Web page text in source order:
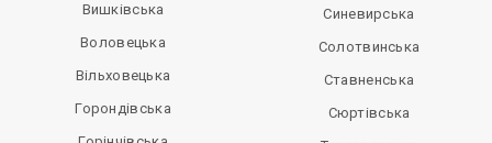
Вишківська
Воловецька
Вільховецька
Горондівська
Синевирська
Солотвинська
Ставненська
Сюртівська